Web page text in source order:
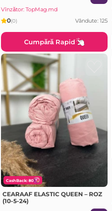
Vînzător: TopMag.md
0(0) Vândute: 125
Cumpără Rapid
CashBack: 80
CEARAAF ELASTIC QUEEN – ROZ
(10-5-24)